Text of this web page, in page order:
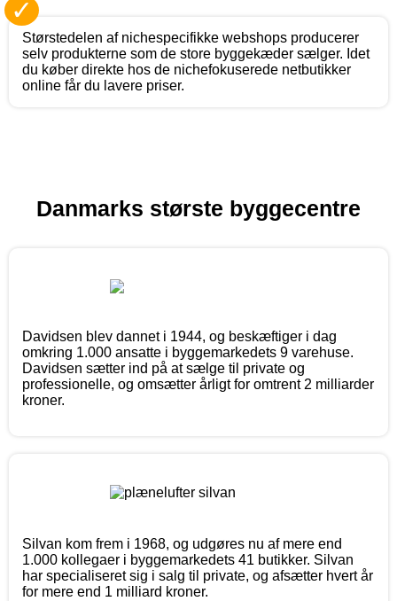
✓
Størstedelen af nichespecifikke webshops producerer
selv produkterne som de store byggekæder sælger. Idet
du køber direkte hos de nichefokuserede netbutikker
online får du lavere priser.
Danmarks største byggecentre
Davidsen blev dannet i 1944, og beskæftiger i dag
omkring 1.000 ansatte i byggemarkedets 9 varehuse.
Davidsen sætter ind på at sælge til private og
professionelle, og omsætter årligt for omtrent 2 milliarder
kroner.
Silvan kom frem i 1968, og udgøres nu af mere end
1.000 kollegaer i byggemarkedets 41 butikker. Silvan
har specialiseret sig i salg til private, og afsætter hvert år
for mere end 1 milliard kroner.